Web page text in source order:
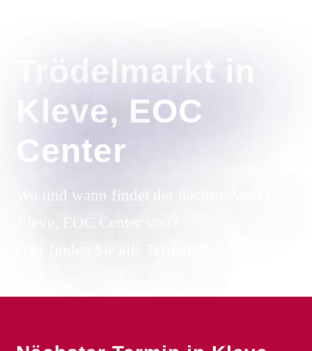
Trödelmarkt in
Kleve, EOC
Center
Wo und wann findet der nächste Markt in
Kleve, EOC Center statt?